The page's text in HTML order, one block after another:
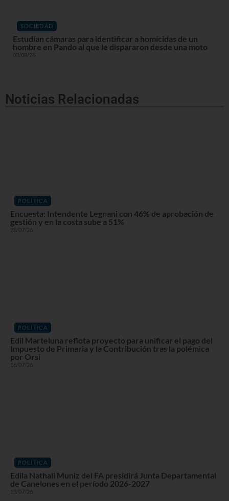
SOCIEDAD
Estudian cámaras para identificar a homicidas de un
hombre en Pando al que le dispararon desde una moto
03/08/26
Noticias Relacionadas
POLÍTICA
Encuesta: Intendente Legnani con 46% de aprobación de
gestión y en la costa sube a 51%
28/07/26
POLÍTICA
Edil Marteluna reflota proyecto para unificar el pago del
Impuesto de Primaria y la Contribución tras la polémica
por Orsi
16/07/26
POLÍTICA
Edila Nathali Muniz del FA presidirá Junta Departamental
de Canelones en el período 2026-2027
13/07/26